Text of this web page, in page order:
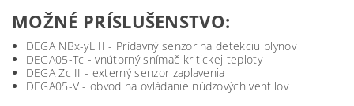
MOŽNÉ PRÍSLUŠENSTVO:
DEGA NBx-yL II - Prídavný senzor na detekciu plynov
DEGA05-Tc - vnútorný snímač kritickej teploty
DEGA Zc II - externý senzor zaplavenia
DEGA05-V - obvod na ovládanie núdzových ventilov